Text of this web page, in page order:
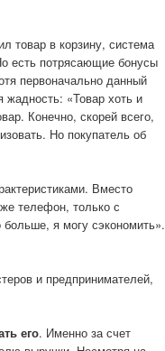
товар в корзину, система
есть потрясающие бонусы
первоначально данный
жадность: «Товар хоть и
Конечно, скорей всего,
Но покупатель об
Вместо
телефон, только с
я могу сэкономить».
и предпринимателей,
его. Именно за счет